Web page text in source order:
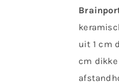
uit 1 cm
cm